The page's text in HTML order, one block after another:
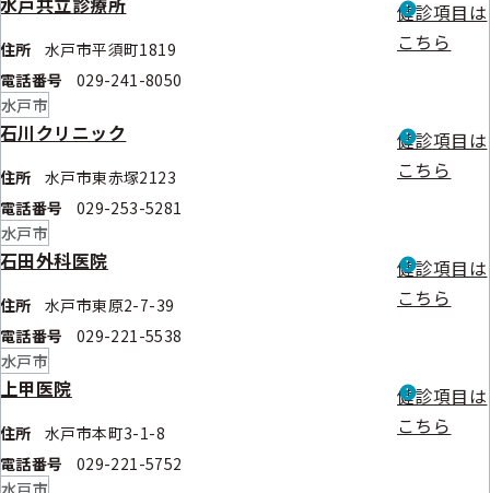
住所
水戸市平須町1819
電話番号
029-241-8050
健診項目は
こちら
水戸市
石川クリニック
住所
水戸市東赤塚2123
電話番号
029-253-5281
健診項目は
こちら
水戸市
石田外科医院
住所
水戸市東原2-7-39
電話番号
029-221-5538
健診項目は
こちら
水戸市
上甲医院
住所
水戸市本町3-1-8
電話番号
029-221-5752
健診項目は
こちら
水戸市